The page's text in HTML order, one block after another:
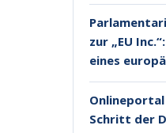
zur „EU
eines
Schritt der